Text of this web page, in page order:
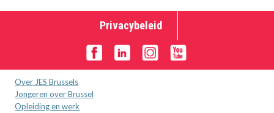
Privacybeleid
Over JES Brussels
Jongeren over Brussel
Opleiding en werk